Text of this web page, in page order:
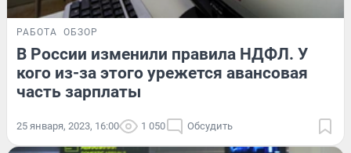
РАБОТА ОБЗОР
В России изменили правила НДФЛ. У
кого из-за этого урежется авансовая
часть зарплаты
25 января, 2023, 16:00 1 050 Обсудить